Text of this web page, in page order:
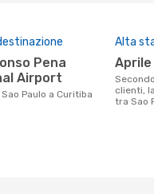
Airport
Paulo a Curitiba
Alta
aprile
Secondo i dati della nostra ricerca
clienti,
tra Sao